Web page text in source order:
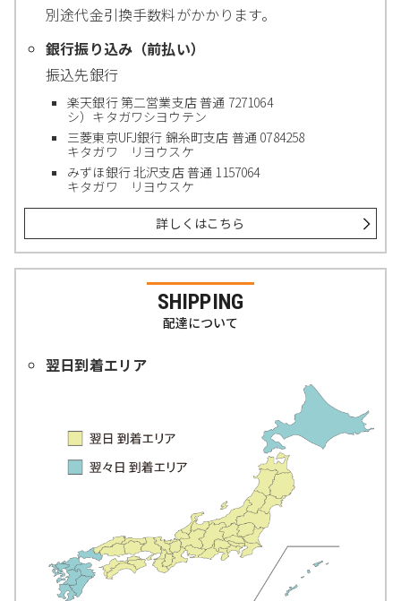
別途代金引換手数料がかかります。
銀行振り込み（前払い）
振込先銀行
楽天銀行 第二営業支店 普通 7271064
シ）キタガワシヨウテン
三菱東京UFJ銀行 錦糸町支店 普通 0784258
キタガワ リヨウスケ
みずほ銀行 北沢支店 普通 1157064
キタガワ リヨウスケ
詳しくはこちら
SHIPPING
配達について
翌日到着エリア